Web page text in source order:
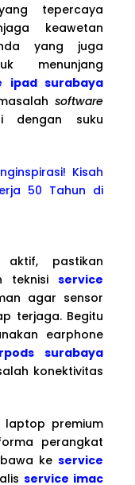
tepercaya
keawetan
yang juga
menunjang
ipad surabaya
software
dengan suku
Kisah
50 Tahun di
pastikan
teknisi service
agar sensor
terjaga. Begitu
earphone
surabaya
konektivitas
laptop premium
perangkat
ke service
service imac